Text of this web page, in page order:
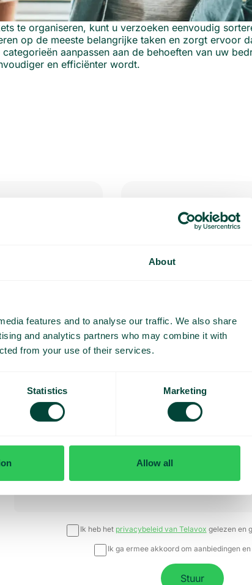
About
features and to analyse our traffic. We also share
and analytics partners who may combine it with
from your use of their services.
Statistics Marketing
Allow all
te organiseren, kunt u verzoeken eenvoudig
op de meeste belangrijke taken en zorgt ervoor
aanpassen aan de behoeften van uw
en efficiënter wordt.
Beantwoord
een efficiënte en
communicatie, perfect
antwoorden en snelle
Ik heb het privacybeleid van Telavox gelezen en
Ik ga ermee akkoord om aanbiedingen
Stuur